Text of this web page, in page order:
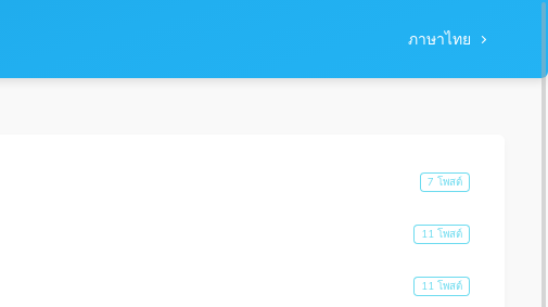
ภาษาไทย
7 โพสต์
11 โพสต์
11 โพสต์